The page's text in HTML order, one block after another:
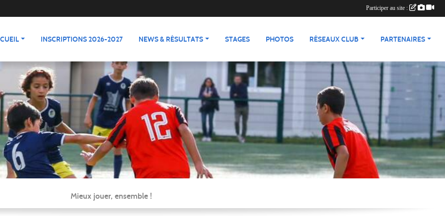
INSCRIPTIONS 2026-2027 NEWS & RÉSULTATS STAGES PHOTOS RÉSEAUX CLUB PARTENAIRES
Mieux jouer, ensemble !
Participer au site :